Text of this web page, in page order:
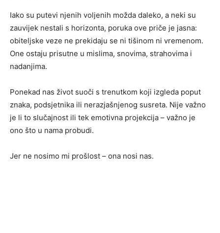
Iako su putevi njenih voljenih možda daleko, a neki su
zauvijek nestali s horizonta, poruka ove priče je jasna:
obiteljske veze ne prekidaju se ni tišinom ni vremenom.
One ostaju prisutne u mislima, snovima, strahovima i
nadanjima.
Ponekad nas život suoči s trenutkom koji izgleda poput
znaka, podsjetnika ili nerazjašnjenog susreta. Nije važno
je li to slučajnost ili tek emotivna projekcija – važno je
ono što u nama probudi.
Jer ne nosimo mi prošlost – ona nosi nas.